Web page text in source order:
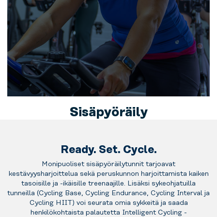
Sisäpyöräily
Ready. Set. Cycle.
Monipuoliset sisäpyöräilytunnit tarjoavat
kestävyysharjoittelua sekä peruskunnon harjoittamista kaiken
tasoisille ja -ikäisille treenaajille. Lisäksi sykeohjatuilla
tunneilla (Cycling Base, Cycling Endurance, Cycling Interval ja
Cycling HIIT) voi seurata omia sykkeitä ja saada
henkilökohtaista palautetta Intelligent Cycling -
peruskestävyyttä.
Sykkeet pidetään
tasaisena ja maltillisena
koko harjoittelun ajan.
Aloittavalle